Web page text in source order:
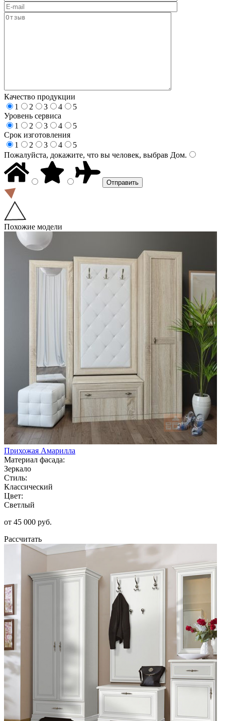
Качество продукции
1
2 3 4
5
Уровень сервиса
1
2 3 4
5
Срок изготовления
1
2 3 4
5
Пожалуйста, докажите, что вы человек, выбрав Дом.
Похожие модели
Прихожая Амарилла
Материал фасада:
Зеркало
Стиль:
Классический
Цвет:
Светлый
от 45 000 руб.
Рассчитать